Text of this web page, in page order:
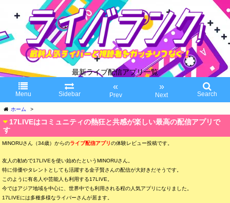
最新ライブ配信アプリ一覧
Menu Sidebar
«
Prev
»
Next Search
ホーム >
17LIVEはコミュニティの熱狂と共感が楽しい最高の配信アプリで
す
MINORUさん（34歳）からのライブ配信アプリの体験レビュー投稿です。
友人の勧めで17LIVEを使い始めたというMINORUさん。
特に俳優やタレントとしても活躍する金子賢さんの配信が大好きだそうです。
このように有名人や芸能人も利用する17LIVE。
今ではアジア地域を中心に、世界中でも利用される程の人気アプリになりました。
17LIVEには多種多様なライバーさんが居ます。